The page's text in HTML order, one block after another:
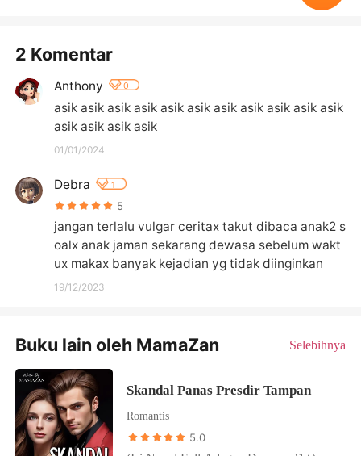
2 Komentar
Anthony 0
asik asik asik asik asik asik asik asik asik asik asik
asik asik asik asik
01/01/2024
Debra 1
5
jangan terlalu vulgar ceritax takut dibaca anak2 s
oalx anak jaman sekarang dewasa sebelum wakt
ux makax banyak kejadian yg tidak diinginkan
19/12/2023
Buku lain oleh MamaZan Selebihnya
Skandal Panas Presdir Tampan
Romantis
5.0